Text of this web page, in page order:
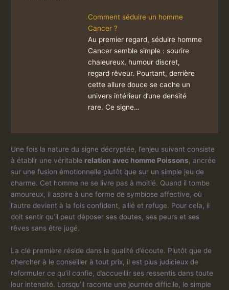
Comment séduire un homme
Cancer ?
Au premier regard, séduire homme
Cancer semble simple : sourire
chaleureux, humour discret,
regard rêveur. Pourtant, derrière
cette allure douce se cache un
univers intérieur d’une densité
rare. Ce signe…
Une fois la nature du signe décryptée, l’enjeu suivant consiste
à établir une véritable relation avec homme Poissons , ancrée
sur une fusion émotionnelle plutôt que sur un simple jeu de
charme. Cet homme ne se livre pas à moitié. Quand il tombe
amoureux, il aspire à une forme de symbiose affective, où
l’autre devient à la fois confident, allié et refuge. Pour cela, il
doit sentir qu’il peut déposer ses doutes, ses peurs et ses
rêves sans être jugé.
La clé première réside dans la qualité d’écoute. Plutôt que de
chercher à le conseiller à tout prix, il est plus judicieux de
reformuler ce qu’il confie, d’accueillir ses ressentis dans toute
leur intensité. Lorsqu’il raconte une journée difficile, le simple